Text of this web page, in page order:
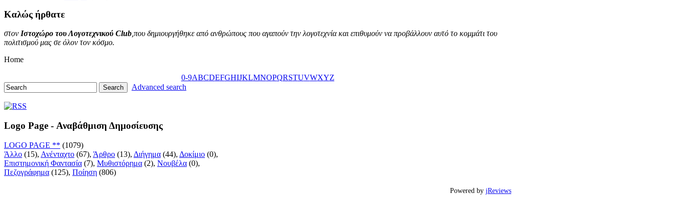
Καλώς ήρθατε
στον Ιστοχώρο του Λογοτεχνικού Club,που δημιουργήθηκε από ανθρώπους που αγαπούν την λογοτεχνία και επιθυμούν να προβάλλουν αυτό το κομμάτι του
πολιτισμού μας σε όλον τον κόσμο.
Home
0-9ABCDEFGHIJKLMNOPQRSTUVWXYZ
Advanced search
Logo Page - Αναβάθμιση Δημοσίευσης
LOGO PAGE ** (1079)
Άλλο (15), Ανένταχτο (67), Άρθρο (13), Διήγημα (44), Δοκίμιο (0),
Επιστημονική Φαντασία (7), Μυθιστόρημα (2), Νουβέλα (0),
Πεζογράφημα (125), Ποίηση (806)
Powered by jReviews